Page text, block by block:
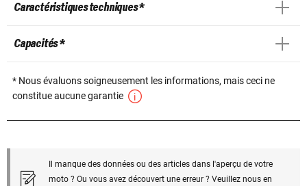
Caractéristiques techniques *
Capacités *
* Nous évaluons soigneusement les informations, mais ceci ne
constitue aucune garantie
Il manque des données ou des articles dans l'aperçu de votre
moto ? Ou vous avez découvert une erreur ? Veuillez nous en